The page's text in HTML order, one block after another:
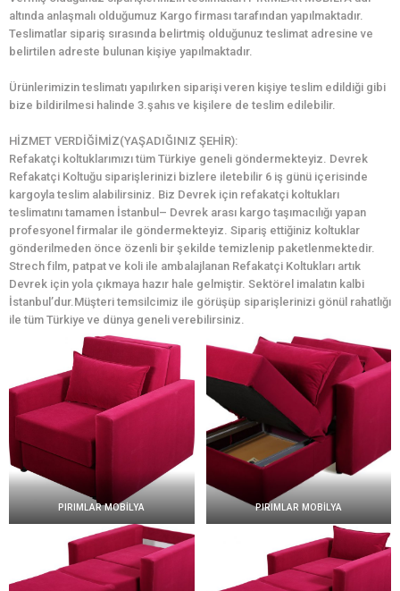
altında anlaşmalı olduğumuz Kargo firması tarafından yapılmaktadır.
Teslimatlar sipariş sırasında belirtmiş olduğunuz teslimat adresine ve
belirtilen adreste bulunan kişiye yapılmaktadır.
Ürünlerimizin teslimatı yapılırken siparişi veren kişiye teslim edildiği gibi
bize bildirilmesi halinde 3.şahıs ve kişilere de teslim edilebilir.
HİZMET VERDİĞİMİZ(YAŞADIĞINIZ ŞEHİR):
Refakatçi koltuklarımızı tüm Türkiye geneli göndermekteyiz. Devrek
Refakatçi Koltuğu siparişlerinizi bizlere iletebilir 6 iş günü içerisinde
kargoyla teslim alabilirsiniz. Biz Devrek için refakatçi koltukları
teslimatını tamamen İstanbul– Devrek arası kargo taşımacılığı yapan
profesyonel firmalar ile göndermekteyiz. Sipariş ettiğiniz koltuklar
gönderilmeden önce özenli bir şekilde temizlenip paketlenmektedir.
Strech film, patpat ve koli ile ambalajlanan Refakatçi Koltukları artık
Devrek için yola çıkmaya hazır hale gelmiştir. Sektörel imalatın kalbi
İstanbul’dur.Müşteri temsilcimiz ile görüşüp siparişlerinizi gönül rahatlığı
ile tüm Türkiye ve dünya geneli verebilirsiniz.
PIRIMLAR MOBİLYA PIRIMLAR MOBİLYA